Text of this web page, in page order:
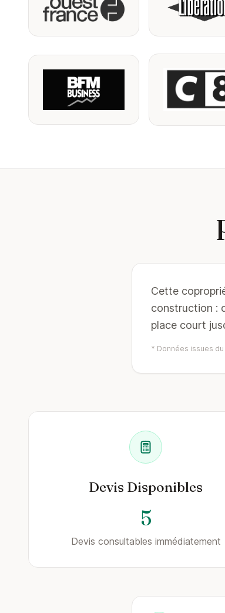
Cette
construction :
place court
* Données issues
Devis Disponibles
5
Devis consultables immédiatement